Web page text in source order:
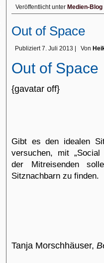
Veröffentlicht unter Medien-Blog
Out of Space
Publiziert 7. Juli 2013 Von
Out of Space
{gavatar off}
Gibt es den idealen
versuchen, mit „Social
der Mitreisenden
Sitznachbarn zu finden.
Tanja Morschhäuser,